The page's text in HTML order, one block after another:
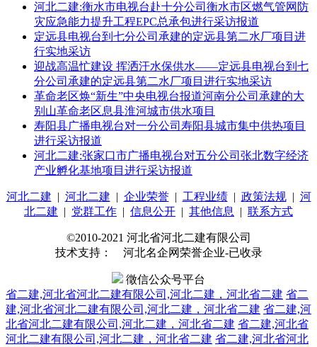
河北二建:衡水市电视台赴十分公司衡水市区燃气管网防
灾应急能力提升工程EPC总承包进行采访报道
定远县电视台到七分公司承建的定远县第二水厂项目进
行实地采访
迎战高温忙建设 挥洒汗水保供水——定远县电视台到七
分公司承建的定远县第二水厂项目进行实地采访
革命老区焕“新生”中央电视台报道河南分公司承建的大
别山革命老区息县淮河城市供水项目
寿阳县广播电视台对一分公司寿阳县城市集中供热项目
进行采访报道
河北二建:张家口市广播电视台对五分公司张北数字经济
产业孵化基地项目进行采访报道
河北二建 | 河北二建 | 企业荣誉| 工程业绩| 政策法规| 河
北二建 | 党群工作 | 信息公开 | 其他信息 | 联系方式
©2010-2021 河北省河北二建有限公司
技术支持： 河北名企网荣誉企业-已收录
徵信公众号平台
省二建,河北省河北二建有限公司,河北二建，河北省二建 省二
建,河北省河北二建有限公司,河北二建，河北省二建 省二建,河
北省河北二建有限公司,河北二建，河北省二建 省二建,河北省
河北二建有限公司,河北二建，河北省二建 省二建,河北省河北